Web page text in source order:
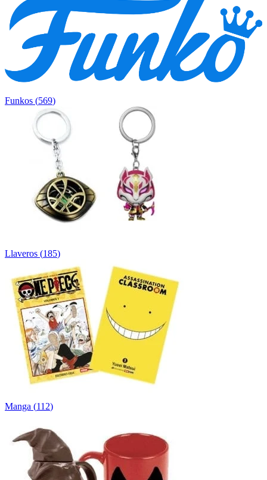
Funkos (569)
Llaveros (185)
Manga (112)